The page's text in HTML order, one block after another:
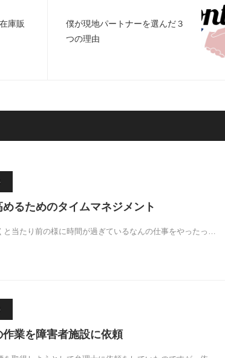
庫販
僕が現地パートナーを選んだ３
つの理由
るためのタイムマネジメント
と当たり前の様に時間が過ぎているなんの仕事をやったっ…
業を障害者施設に依頼